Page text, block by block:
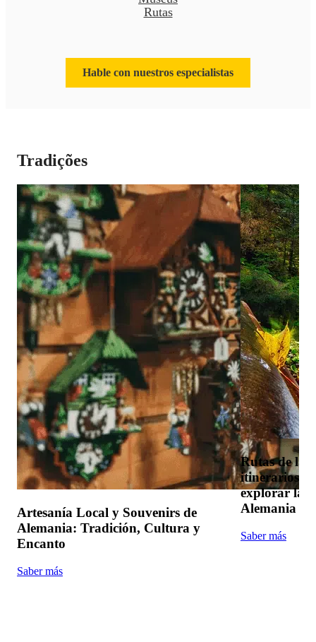
Rutas
Hable con nuestros especialistas
Tradições
Artesanía Local y Souvenirs de
Alemania: Tradición, Cultura y
Encanto
Saber más
Rutas de la
itinerarios
explorar la
Alemania
Saber más